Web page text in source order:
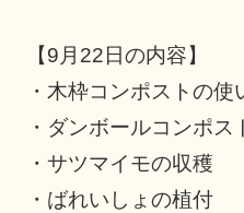
【9月22日の内容】
・木枠コンポストの使
・ダンボールコンポス
・サツマイモの収穫
・ばれいしょの植付